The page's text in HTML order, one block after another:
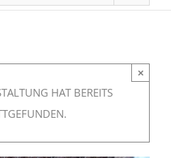
HAT BEREITS
×